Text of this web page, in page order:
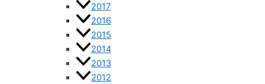
2017
2016
2015
2014
2013
2012